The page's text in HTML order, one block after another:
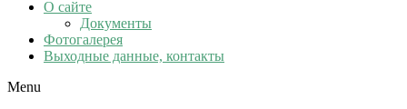
О сайте
Документы
Фотогалерея
Выходные данные, контакты
Menu